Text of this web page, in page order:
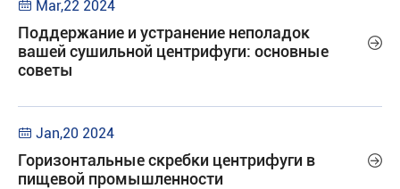
 Mar,22 2024
Поддержание и устранение неполадок
вашей сушильной центрифуги: основные
советы

 Jan,20 2024
Горизонтальные скребки центрифуги в
пищевой промышленности
